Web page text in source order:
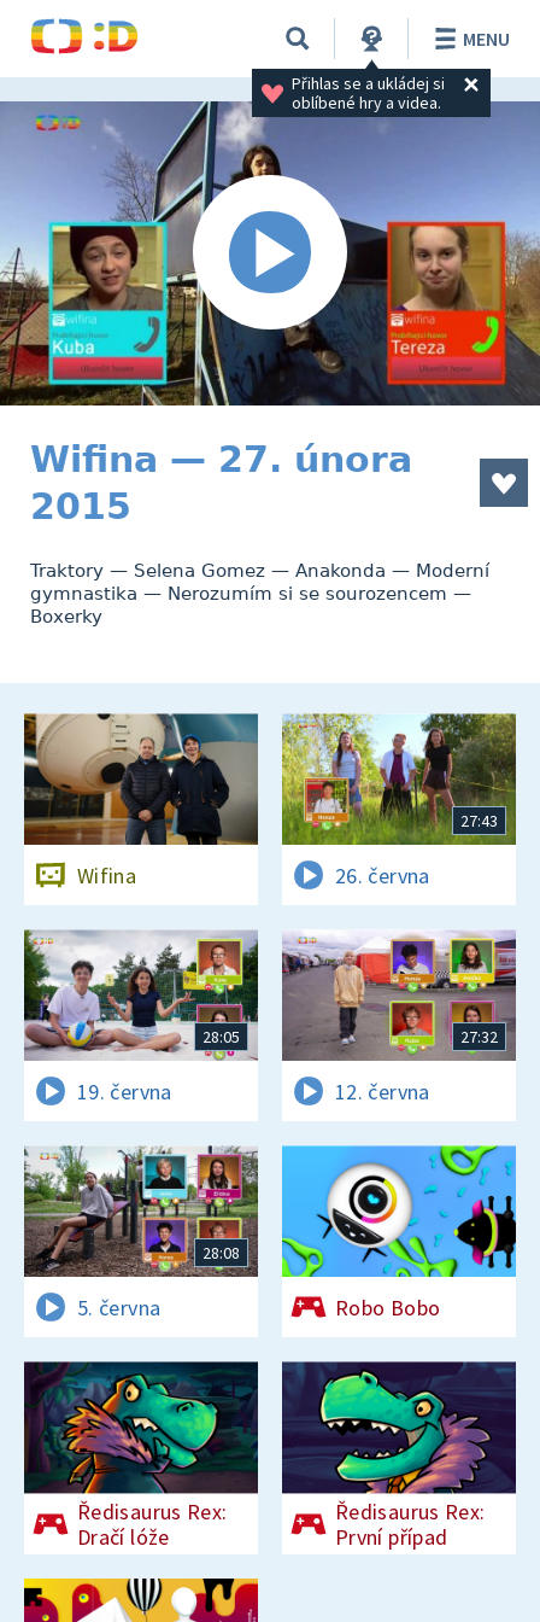
Přihlas se a ukládej si
oblíbené hry a videa.
MENU
Wifina — 27. února
2015
Traktory — Selena Gomez — Anakonda — Moderní
gymnastika — Nerozumím si se sourozencem —
Boxerky
Wifina
27:43
26. června
28:05
19. června
27:32
12. června
28:08
5. června Robo Bobo
Ředisaurus Rex:
Dračí lóže
Ředisaurus Rex:
První případ